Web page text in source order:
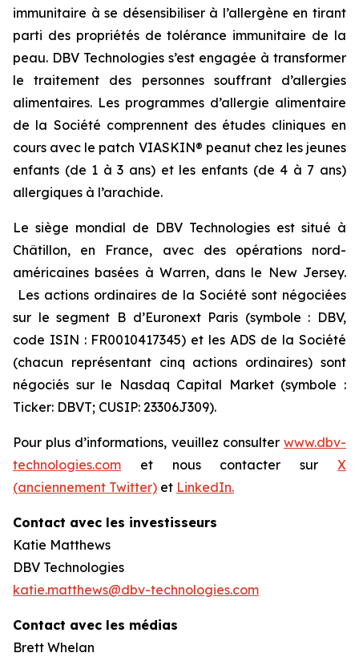
immunitaire à se désensibiliser à l’allergène en tirant
parti des propriétés de tolérance immunitaire de la
peau. DBV Technologies s’est engagée à transformer
le traitement des personnes souffrant d’allergies
alimentaires. Les programmes d’allergie alimentaire
de la Société comprennent des études cliniques en
cours avec le patch VIASKIN® peanut chez les jeunes
enfants (de 1 à 3 ans) et les enfants (de 4 à 7 ans)
allergiques à l’arachide.
Le siège mondial de DBV Technologies est situé à
Châtillon, en France, avec des opérations nord-
américaines basées à Warren, dans le New Jersey.
Les actions ordinaires de la Société sont négociées
sur le segment B d’Euronext Paris (symbole : DBV,
code ISIN : FR0010417345) et les ADS de la Société
(chacun représentant cinq actions ordinaires) sont
négociés sur le Nasdaq Capital Market (symbole :
Ticker: DBVT; CUSIP: 23306J309).
Pour plus d’informations, veuillez consulter www.dbv-
technologies.com et nous contacter sur X
(anciennement Twitter) et LinkedIn.
Contact avec les investisseurs
Katie Matthews
DBV Technologies
katie.matthews@dbv-technologies.com
Contact avec les médias
Brett Whelan